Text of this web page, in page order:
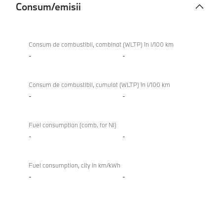
Consum/emisii
xDrive
Touring
Consum de combustibil, combinat (WLTP) în l/100 km
- -
Consum de combustibil, cumulat (WLTP) în l/100 km
- -
Fuel consumption (comb. for NI)
- -
Fuel consumption, city in km/kWh
- -